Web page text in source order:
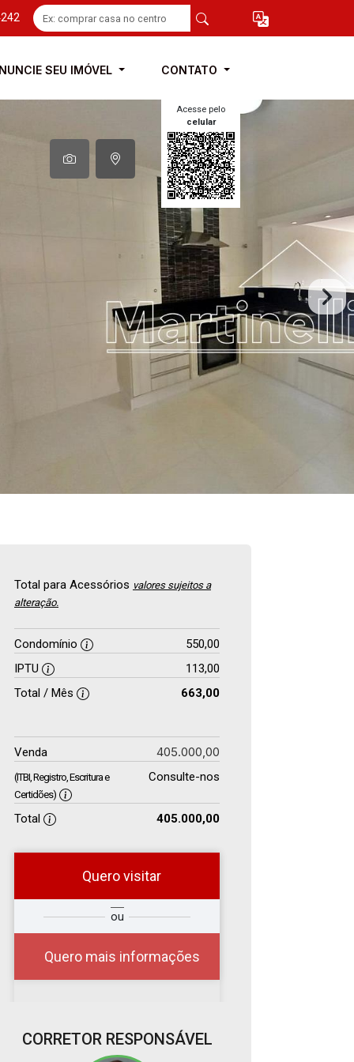
SEU IMÓVEL CONTATO
Acesse pelo
celular
Total para Acessórios valores sujeitos a
alteração.
Condomínio
550,00
IPTU
113,00
Total / Mês
663,00
Venda 405.000,00
(ITBI, Registro, Escritura e
Certidões)
Consulte-nos
Total 405.000,00
Quero visitar
ou
Quero mais informações
Qual o melhor dia e
horário para você?
CORRETOR RESPONSÁVEL